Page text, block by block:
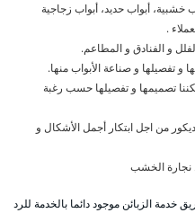
خشبية، أبواب حديد، أبواب زجاجية
.
و الفنادق و المطاعم.
و تفصيلها و صناعة الأبواب منها.
تصميمها و تفصيلها حسب رغبة
من اجل ابتكار أجمل الأشكال و
نجارة الخشب
خدمة الزبائن موجود دائما بالخدمة للرد